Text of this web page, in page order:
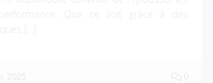
2025